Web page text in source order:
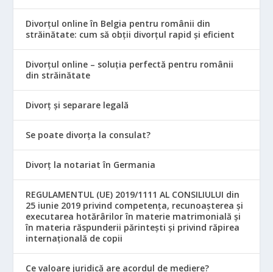
Divorțul online în Belgia pentru românii din
străinătate: cum să obții divorțul rapid și eficient
Divorțul online – soluția perfectă pentru românii
din străinătate
Divorț și separare legală
Se poate divorța la consulat?
Divorț la notariat în Germania
REGULAMENTUL (UE) 2019/1111 AL CONSILIULUI din
25 iunie 2019 privind competența, recunoașterea și
executarea hotărârilor în materie matrimonială și
în materia răspunderii părintești și privind răpirea
internațională de copii
Ce valoare juridică are acordul de mediere?